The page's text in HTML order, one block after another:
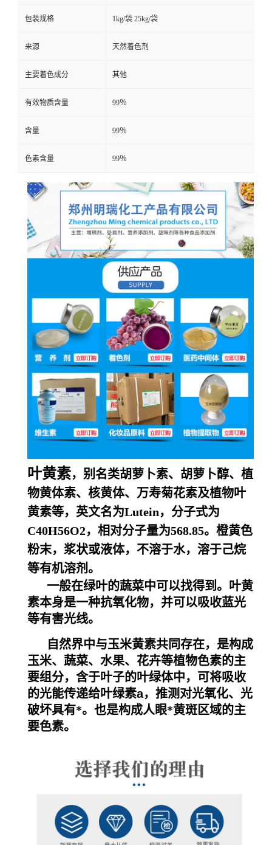
包装规格 1kg/袋 25kg/袋
来源 天然着色剂
主要着色成分 其他
有效物质含量 99％
含量 99％
色素含量 99％
叶黄素，别名类胡萝卜素、胡萝卜醇、植
物黄体素、核黄体、万寿菊花素及植物叶
黄素等，英文名为Lutein，分子式为
C40H56O2，相对分子量为568.85。橙黄色
粉末，浆状或液体，不溶于水，溶于己烷
等有机溶剂。
一般在绿叶的蔬菜中可以找得到。叶黄
素本身是一种抗氧化物，并可以吸收蓝光
等有害光线。
自然界中与玉米黄素共同存在，是构成
玉米、 蔬菜、水果、花卉等植物色素的主
要组分，含于叶子的叶绿体中，可将吸收
的光能传递给叶绿素a，推测对光氧化、光
破坏具有*。也是构成人眼*黄斑区域的主
要色素。